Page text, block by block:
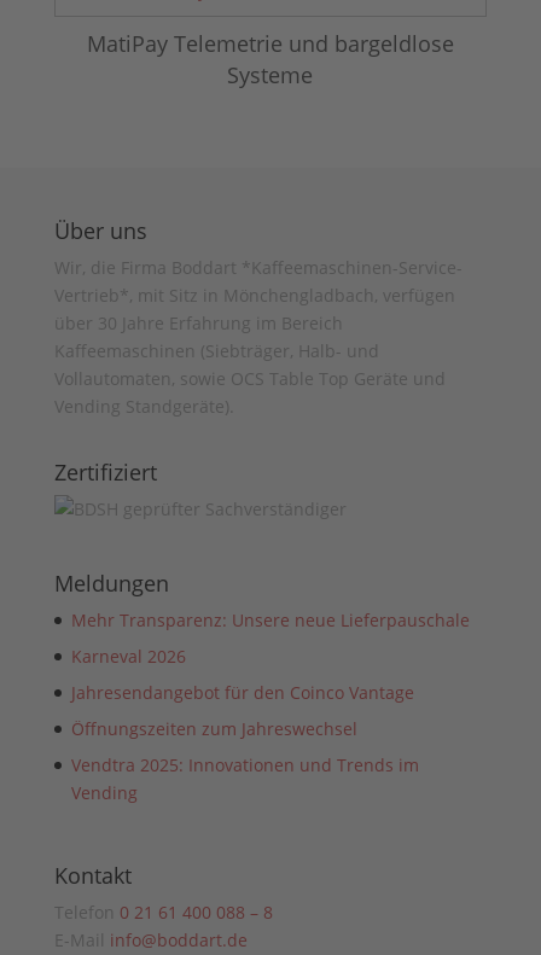
MatiPay Telemetrie und bargeldlose
Systeme
Über uns
Wir, die Firma Boddart *Kaffeemaschinen-Service-
Vertrieb*, mit Sitz in Mönchengladbach, verfügen
über 30 Jahre Erfahrung im Bereich
Kaffeemaschinen (Siebträger, Halb- und
Vollautomaten, sowie OCS Table Top Geräte und
Vending Standgeräte).
Zertifiziert
Meldungen
Mehr Transparenz: Unsere neue Lieferpauschale
Karneval 2026
Jahresendangebot für den Coinco Vantage
Öffnungszeiten zum Jahreswechsel
Vendtra 2025: Innovationen und Trends im
Vending
Kontakt
Telefon 0 21 61 400 088 – 8
E-Mail info@boddart.de